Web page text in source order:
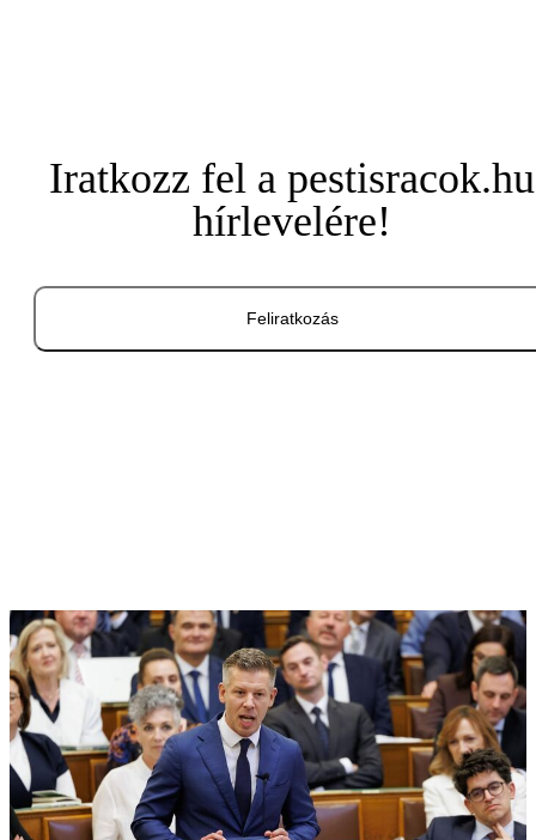
Iratkozz fel a pestisracok.hu
hírlevelére!
Feliratkozás